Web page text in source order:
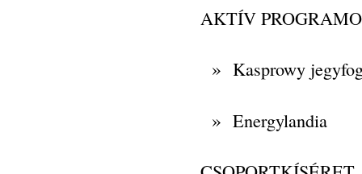
AKTÍV
» Kasprowy
» Energylandia